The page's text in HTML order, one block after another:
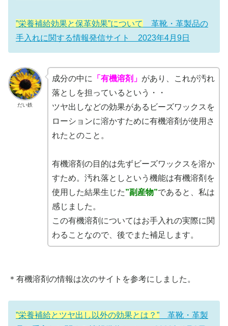
”栄養補給効果と保革効果”について
革靴・革製品の
手入れに関する情報発信サイト 2023年4月9日
だい鉄
成分の中に 「有機溶剤」 があり、これが汚れ
落としを担っているという・・
ツヤ出しなどの効果があるビーズワックスを
ローションに溶かすために有機溶剤が使用さ
れたとのこと。
有機溶剤の目的は先ずビーズワックスを溶か
すため。汚れ落としという機能は有機溶剤を
使用した結果生じた”副産物”であると、私は
感じました。
この有機溶剤についてはお手入れの実際に関
わることなので、後でまた補足します。
＊有機溶剤の情報は次のサイトを参考にしました。
”栄養補給とツヤ出し以外の効果とは？” 革靴・革製